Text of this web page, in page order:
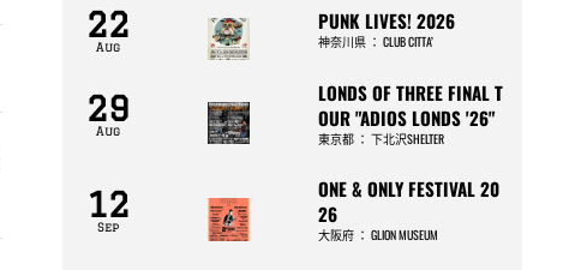
22
Aug
PUNK LIVES! 2026
神奈川県： CLUB CITTA’
29
Aug
LONDS OF THREE FINAL T
OUR "ADIOS LONDS '26"
東京都： 下北沢SHELTER
12
Sep
ONE & ONLY FESTIVAL 20
26
大阪府： GLION MUSEUM